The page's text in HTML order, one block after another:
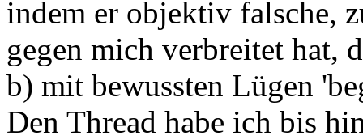
indem er objektiv falsche,
gegen mich verbreitet hat,
b) mit bewussten Lügen
Den Thread habe ich bis